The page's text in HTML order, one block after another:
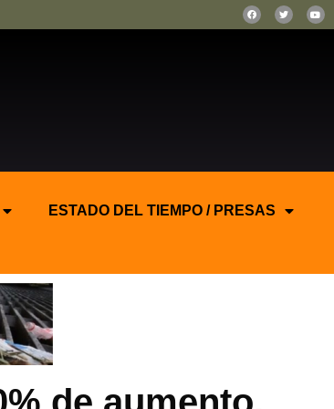
ESTADO DEL TIEMPO / PRESAS